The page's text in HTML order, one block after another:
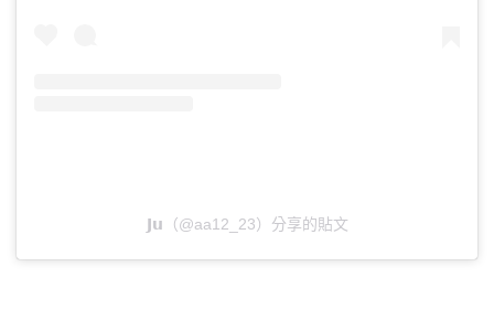
𝗝𝘂（@aa12_23）分享的貼文